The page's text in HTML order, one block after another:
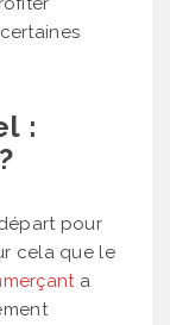
:
pour
cela que le
a